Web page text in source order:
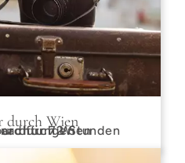
durch Wien
für 72 Stunden
durch Wien